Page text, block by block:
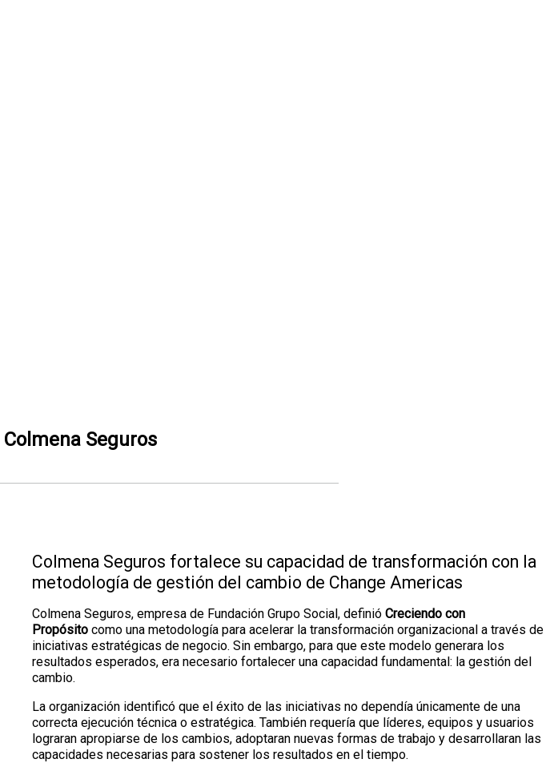
Colmena Seguros
Colmena Seguros fortalece su capacidad de transformación con la
metodología de gestión del cambio de Change Americas
Colmena Seguros, empresa de Fundación Grupo Social, definió Creciendo con
Propósito como una metodología para acelerar la transformación organizacional a través de
iniciativas estratégicas de negocio. Sin embargo, para que este modelo generara los
resultados esperados, era necesario fortalecer una capacidad fundamental: la gestión del
cambio.
La organización identificó que el éxito de las iniciativas no dependía únicamente de una
correcta ejecución técnica o estratégica. También requería que líderes, equipos y usuarios
lograran apropiarse de los cambios, adoptaran nuevas formas de trabajo y desarrollaran las
capacidades necesarias para sostener los resultados en el tiempo.